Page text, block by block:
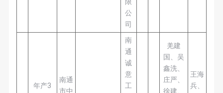
公
司
年产3
南通
市中
南
通
诚
意
工
羌建
国、吴
鑫洗、
庄严、
徐建、
王海
兵、